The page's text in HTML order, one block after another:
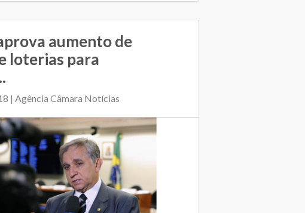
aumento de
loterias para
| Agência Câmara Notícias